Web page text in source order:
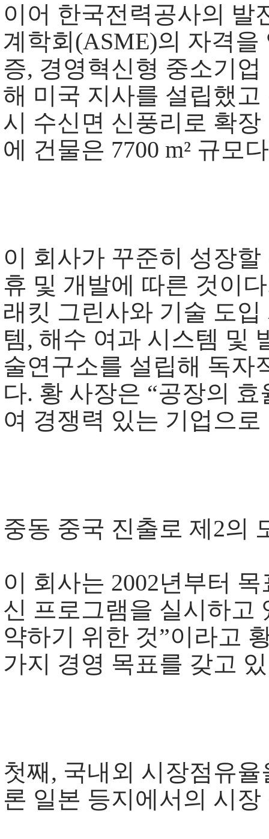
이어 한국전력공사의 발
계학회(ASME)의 자격을
증, 경영혁신형 중소기
해 미국 지사를 설립했
시 수신면 신풍리로 확장
에 건물은 7700 m² 규모
이 회사가 꾸준히 성장
휴 및 개발에 따른 것이
래킷 그린사와 기술 도
템, 해수 여과 시스템 및
술연구소를 설립해 독자
다. 황 사장은 “공장의
여 경쟁력 있는 기업으
중동 중국 진출로 제2의
이 회사는 2002년부터
신 프로그램을 실시하고
약하기 위한 것”이라고
가지 경영 목표를 갖고
첫째, 국내외 시장점유
론 일본 등지에서의 시